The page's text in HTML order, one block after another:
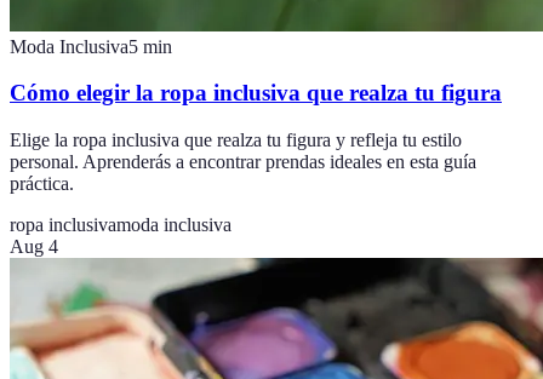
Moda Inclusiva5 min
Cómo elegir la ropa inclusiva que realza tu figura
Elige la ropa inclusiva que realza tu figura y refleja tu estilo
personal. Aprenderás a encontrar prendas ideales en esta guía
práctica.
ropa inclusivamoda inclusiva
Aug 4